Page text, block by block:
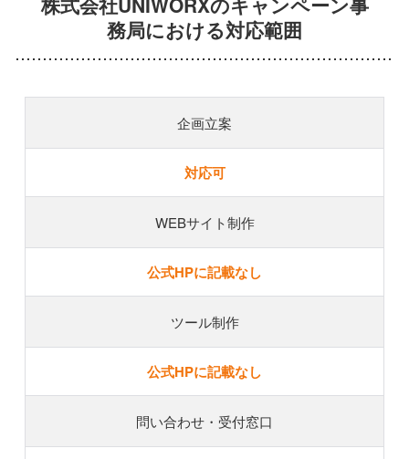
務局における対応範囲
企画立案
対応可
WEBサイト制作
公式HPに記載なし
ツール制作
公式HPに記載なし
問い合わせ・受付窓口